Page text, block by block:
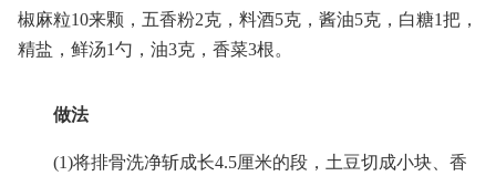
椒麻粒10来颗，五香粉2克，料酒5克，酱油5克，白糖1把，
精盐，鲜汤1勺，油3克，香菜3根。
做法
(1)将排骨洗净斩成长4.5厘米的段，土豆切成小块、香